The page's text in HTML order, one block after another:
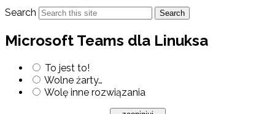
Search
Search
Microsoft Teams dla Linuksa
To jest to!
Wolne żarty…
Wolę inne rozwiązania